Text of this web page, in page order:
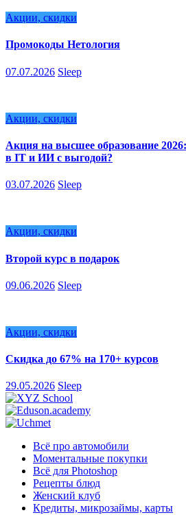
Акции, скидки
Промокоды Нетология
07.07.2026 Sleep
Акции, скидки
Акция на высшее образование
в IT и ИИ с выгодой?
03.07.2026 Sleep
Акции, скидки
Второй курс в подарок
09.06.2026 Sleep
Акции, скидки
Скидка до 67% на 170+ курсов
29.05.2026 Sleep
Всё про автомобили
Моментальные покупки
Всё для Photoshop
Рецепты блюд
Женский клуб
Кредиты, микрозаймы, карты